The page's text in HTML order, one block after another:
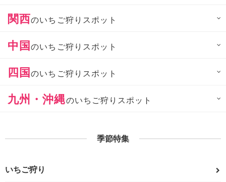
関西のいちご狩りスポット
中国のいちご狩りスポット
四国のいちご狩りスポット
九州・沖縄のいちご狩りスポット
季節特集
いちご狩り